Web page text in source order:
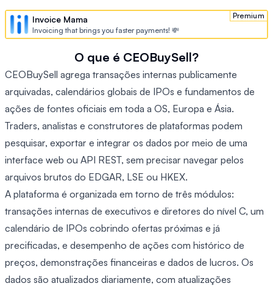
Premium
Invoice Mama
Invoicing that brings you faster payments! 💸
O que é CEOBuySell?
CEOBuySell agrega transações internas publicamente
arquivadas, calendários globais de IPOs e fundamentos de
ações de fontes oficiais em toda a OS, Europa e Ásia.
Traders, analistas e construtores de plataformas podem
pesquisar, exportar e integrar os dados por meio de uma
interface web ou API REST, sem precisar navegar pelos
arquivos brutos do EDGAR, LSE ou HKEX.
A plataforma é organizada em torno de três módulos:
transações internas de executivos e diretores do nível C, um
calendário de IPOs cobrindo ofertas próximas e já
precificadas, e desempenho de ações com histórico de
preços, demonstrações financeiras e dados de lucros. Os
dados são atualizados diariamente, com atualizações